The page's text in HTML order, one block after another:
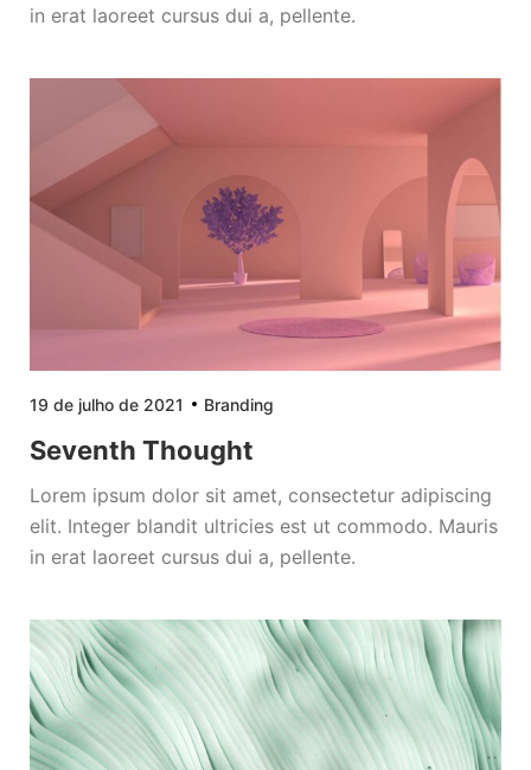
in erat laoreet cursus dui a, pellente.
19 de julho de 2021 Branding
Seventh Thought
Lorem ipsum dolor sit amet, consectetur adipiscing
elit. Integer blandit ultricies est ut commodo. Mauris
in erat laoreet cursus dui a, pellente.